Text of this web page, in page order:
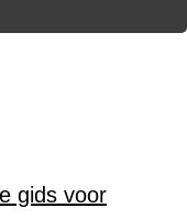
gids voor